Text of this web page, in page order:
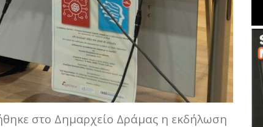
στο Δημαρχείο Δράμας η εκδήλωση